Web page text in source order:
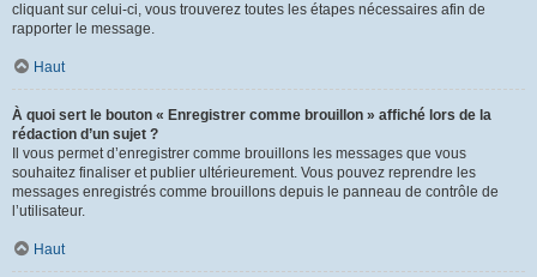
cliquant sur celui-ci, vous trouverez toutes les étapes nécessaires afin de
rapporter le message.
Haut
À quoi sert le bouton « Enregistrer comme brouillon » affiché lors de la
rédaction d’un sujet ?
Il vous permet d’enregistrer comme brouillons les messages que vous
souhaitez finaliser et publier ultérieurement. Vous pouvez reprendre les
messages enregistrés comme brouillons depuis le panneau de contrôle de
l’utilisateur.
Haut